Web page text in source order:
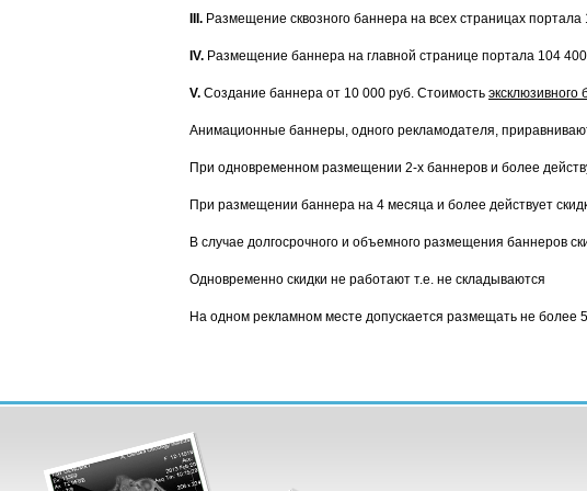
III. Размещение сквозного баннера на всех страницах портала
IV. Размещение баннера на главной странице портала 104
V. Создание баннера от 10 000 руб. Стоимость эксклюзивного
Анимационные баннеры, одного рекламодателя,
При одновременном размещении 2-х баннеров и более
При размещении баннера на 4 месяца и более действует
В случае долгосрочного и объемного размещения баннеров
Одновременно скидки не работают т.е. не складываются
На одном рекламном месте допускается размещать не более